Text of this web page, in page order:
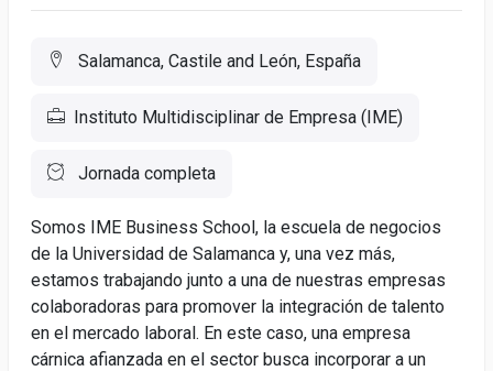
Salamanca, Castile and León, España
Instituto Multidisciplinar de Empresa (IME)
Jornada completa
Somos IME Business School, la escuela de negocios
de la Universidad de Salamanca y, una vez más,
estamos trabajando junto a una de nuestras empresas
colaboradoras para promover la integración de talento
en el mercado laboral. En este caso, una empresa
cárnica afianzada en el sector busca incorporar a un